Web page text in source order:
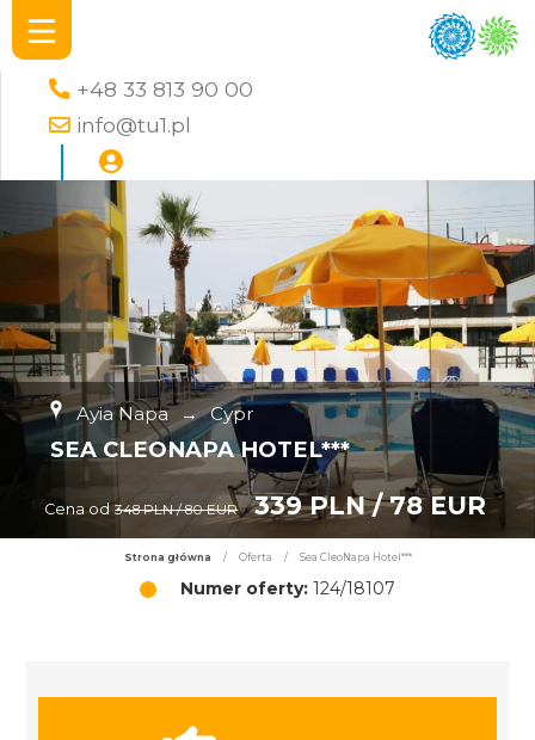
+48 33 813 90 00
info@tu1.pl
Ayia Napa → Cypr
SEA CLEONAPA HOTEL***
Cena od 348 PLN / 80 EUR 339 PLN / 78 EUR
Strona główna / Oferta / Sea CleoNapa Hotel***
Numer oferty: 124/18107